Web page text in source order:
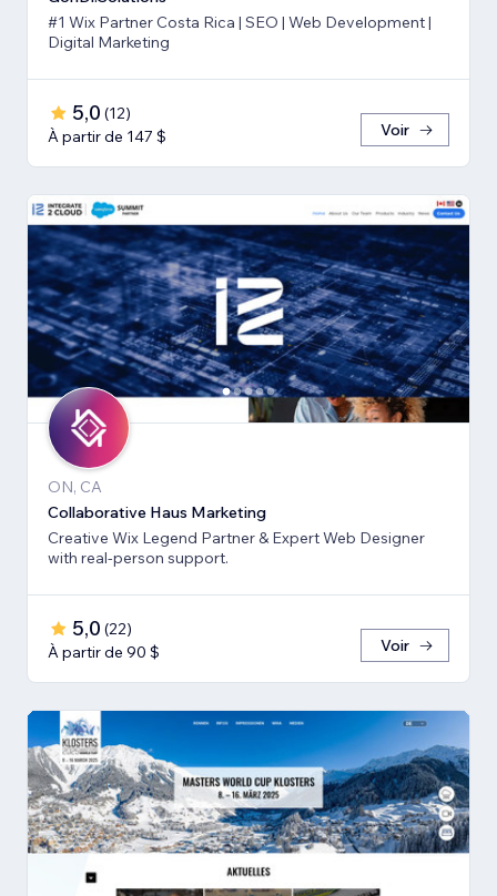
#1 Wix Partner Costa Rica | SEO | Web Development |
Digital Marketing
5,0 (12)
À partir de 147 $
Voir
ON, CA
Collaborative Haus Marketing
Creative Wix Legend Partner & Expert Web Designer
with real-person support.
5,0 (22)
À partir de 90 $
Voir